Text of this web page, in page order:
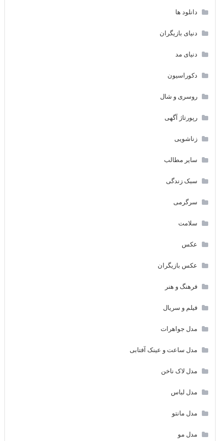
دانلود ها
دنیای بازیگران
دنیای مد
دکوراسیون
روسری و شال
رپورتاژ آگهی
زناشویی
سایر مطالب
سبک زندگی
سرگرمی
سلامت
عکس
عکس بازیگران
فرهنگ و هنر
فیلم و سریال
مدل جواهرات
مدل ساعت و عینک آفتابی
مدل لاک ناخن
مدل لباس
مدل مانتو
مدل مو